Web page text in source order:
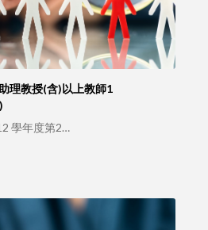
理教授(含)以上教師1
學年度第2…